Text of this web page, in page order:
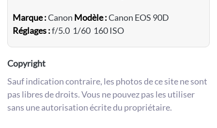
Marque :Canon Modèle :Canon EOS 90D
Réglages :f/5.0 1/60 160 ISO
Copyright
Sauf indication contraire, les photos de ce site ne sont
pas libres de droits. Vous ne pouvez pas les utiliser
sans une autorisation écrite du propriétaire.